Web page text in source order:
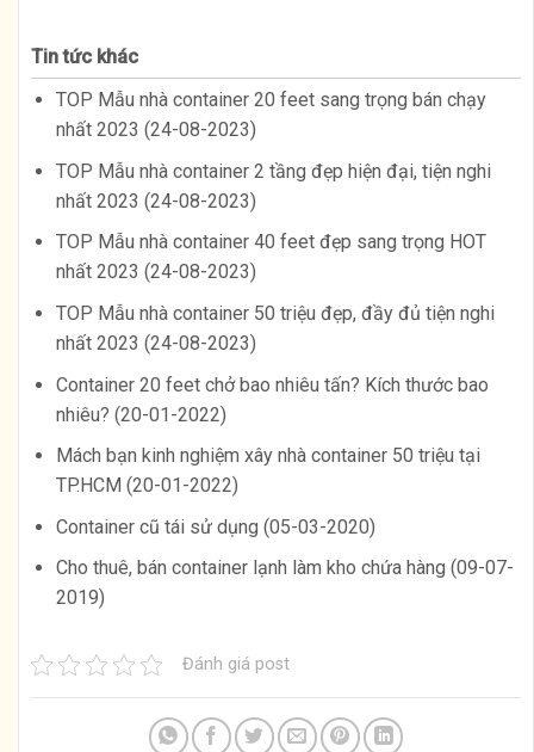
Tin tức khác
TOP Mẫu nhà container 20 feet sang trọng bán chạy
nhất 2023 (24-08-2023)
TOP Mẫu nhà container 2 tầng đẹp hiện đại, tiện nghi
nhất 2023 (24-08-2023)
TOP Mẫu nhà container 40 feet đẹp sang trọng HOT
nhất 2023 (24-08-2023)
TOP Mẫu nhà container 50 triệu đẹp, đầy đủ tiện nghi
nhất 2023 (24-08-2023)
Container 20 feet chở bao nhiêu tấn? Kích thước bao
nhiêu? (20-01-2022)
Mách bạn kinh nghiệm xây nhà container 50 triệu tại
TP.HCM (20-01-2022)
Container cũ tái sử dụng (05-03-2020)
Cho thuê, bán container lạnh làm kho chứa hàng (09-07-
2019)
Đánh giá post